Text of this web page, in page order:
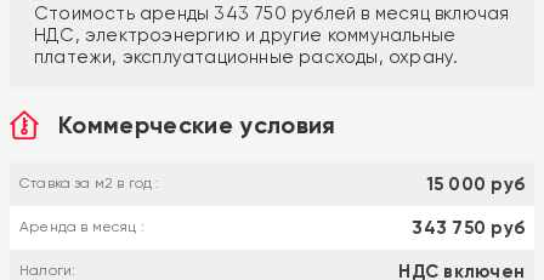
Стоимость аренды 343 750 рублей в месяц включая
НДС, электроэнергию и другие коммунальные
платежи, эксплуатационные расходы, охрану.
Коммерческие условия
Ставка за м2 в год : 15 000 руб
Аренда в месяц : 343 750 руб
Налоги: НДС включен